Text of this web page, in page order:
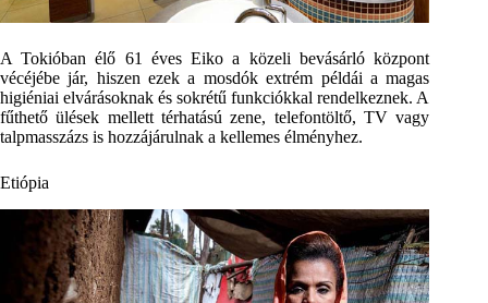
A Tokióban élő 61 éves Eiko a közeli bevásárló központ
vécéjébe jár, hiszen ezek a mosdók extrém példái a magas
higiéniai elvárásoknak és sokrétű funkciókkal rendelkeznek. A
fűthető ülések mellett térhatású zene, telefontöltő, TV vagy
talpmasszázs is hozzájárulnak a kellemes élményhez.
Etiópia